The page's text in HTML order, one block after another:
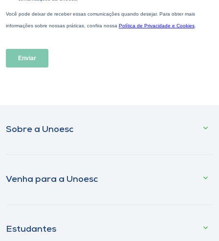
Sobre a Unoesc
Venha para a Unoesc
Estudantes